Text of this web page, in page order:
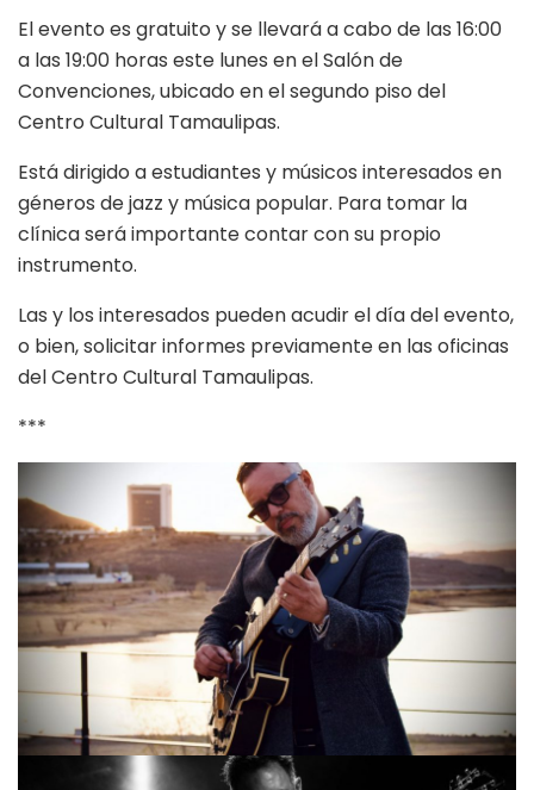
El evento es gratuito y se llevará a cabo de las 16:00
a las 19:00 horas este lunes en el Salón de
Convenciones, ubicado en el segundo piso del
Centro Cultural Tamaulipas.
Está dirigido a estudiantes y músicos interesados en
géneros de jazz y música popular. Para tomar la
clínica será importante contar con su propio
instrumento.
Las y los interesados pueden acudir el día del evento,
o bien, solicitar informes previamente en las oficinas
del Centro Cultural Tamaulipas.
***